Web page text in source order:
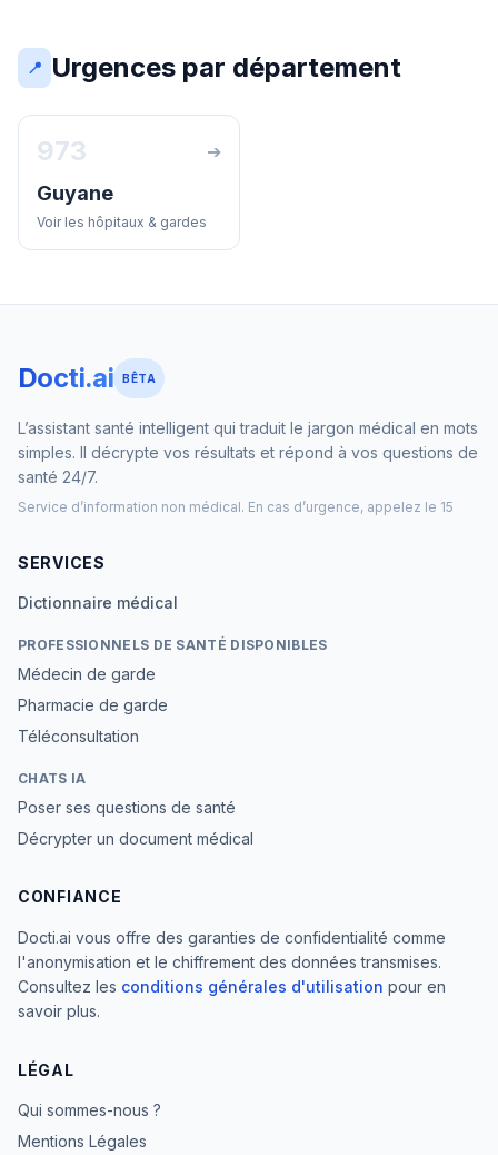
📍 Urgences par département
973 ➔
Guyane
Voir les hôpitaux & gardes
Docti.ai BÊTA
L’assistant santé intelligent qui traduit le jargon médical en mots
simples. Il décrypte vos résultats et répond à vos questions de
santé 24/7.
Service d’information non médical. En cas d’urgence, appelez le 15
SERVICES
Dictionnaire médical
PROFESSIONNELS DE SANTÉ DISPONIBLES
Médecin de garde
Pharmacie de garde
Téléconsultation
CHATS IA
Poser ses questions de santé
Décrypter un document médical
CONFIANCE
Docti.ai vous offre des garanties de confidentialité comme
l'anonymisation et le chiffrement des données transmises.
Consultez les conditions générales d'utilisation pour en
savoir plus.
LÉGAL
Qui sommes-nous ?
Mentions Légales